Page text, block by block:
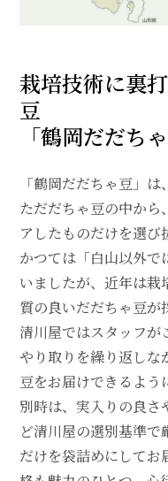
栽培技術に裏
豆
「鶴岡だだちゃ
「鶴岡だだちゃ豆」
ただだちゃ豆の中から
アしたものだけを選び
かつては「白山以外で
いましたが、近年は栽
質の良いだだちゃ豆が
清川屋ではスタッフが
やり取りを繰り返しな
豆をお届けできるよう
別時は、実入りの良さ
ど清川屋の選別基準
だけを袋詰めにしてお